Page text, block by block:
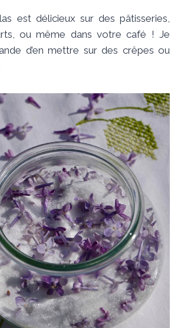
est délicieux sur des pâtisseries,
ou même dans votre café ! Je
d’en mettre sur des crêpes ou